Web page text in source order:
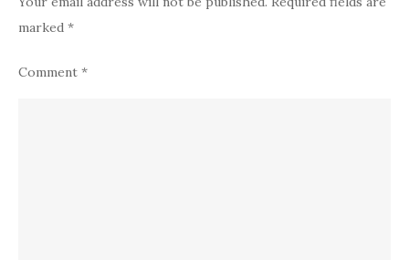
marked *
Comment *